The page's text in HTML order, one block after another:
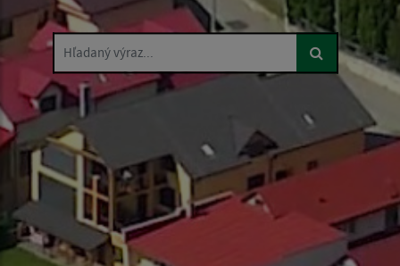
Hľadaný výraz...